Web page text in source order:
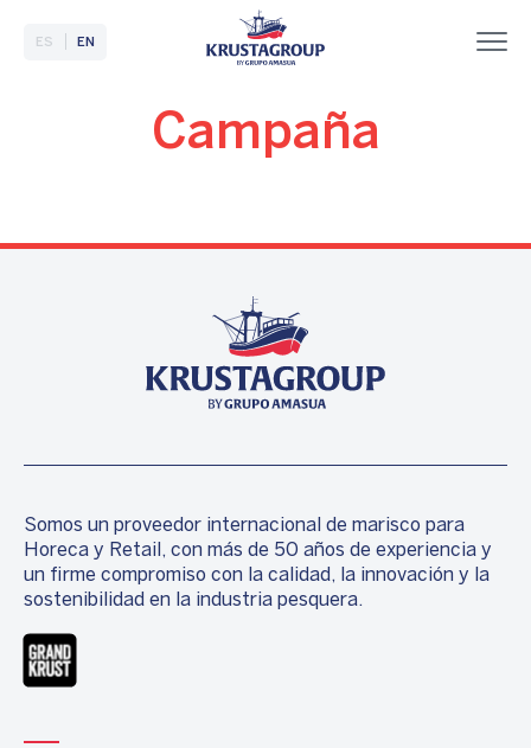
ES EN
Campaña
Somos un proveedor internacional de marisco para
Horeca y Retail, con más de 50 años de experiencia y
un firme compromiso con la calidad, la innovación y la
sostenibilidad en la industria pesquera.